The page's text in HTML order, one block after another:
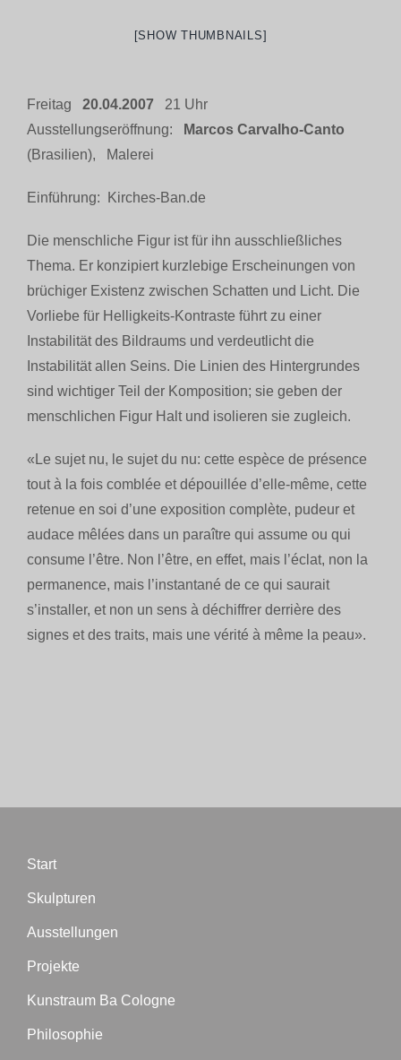
[SHOW THUMBNAILS]
Freitag 20.04.200721 Uhr
Ausstellungseröffnung:
Marcos Carvalho-Canto
(Brasilien), Malerei
Einführung: Kirches-Ban.de
Die menschliche Figur ist für ihn ausschließliches
Thema. Er konzipiert kurzlebige Erscheinungen von
brüchiger Existenz zwischen Schatten und Licht. Die
Vorliebe für Helligkeits-Kontraste führt zu einer
Instabilität des Bildraums und verdeutlicht die
Instabilität allen Seins. Die Linien des Hintergrundes
sind wichtiger Teil der Komposition; sie geben der
menschlichen Figur Halt und isolieren sie zugleich.
«Le sujet nu, le sujet du nu: cette espèce de présence
tout à la fois comblée et dépouillée d’elle-même, cette
retenue en soi d’une exposition complète, pudeur et
audace mêlées dans un paraître qui assume ou qui
consume l’être. Non l’être, en effet, mais l’éclat, non la
permanence, mais l’instantané de ce qui saurait
s’installer, et non un sens à déchiffrer derrière des
signes et des traits, mais une vérité à même la peau».
Start
Skulpturen
Ausstellungen
Projekte
Kunstraum Ba Cologne
Philosophie